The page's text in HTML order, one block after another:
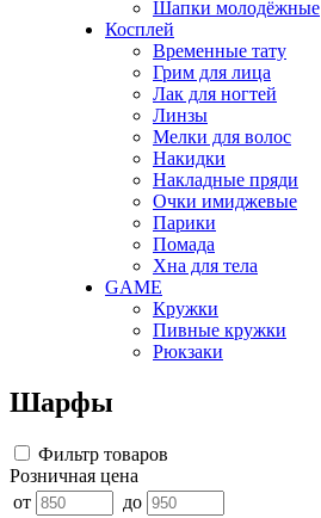
Шапки молодёжные
Косплей
Временные тату
Грим для лица
Лак для ногтей
Линзы
Мелки для волос
Накидки
Накладные пряди
Очки имиджевые
Парики
Помада
Хна для тела
GAME
Кружки
Пивные кружки
Рюкзаки
Шарфы
Фильтр товаров
Розничная цена
от
до